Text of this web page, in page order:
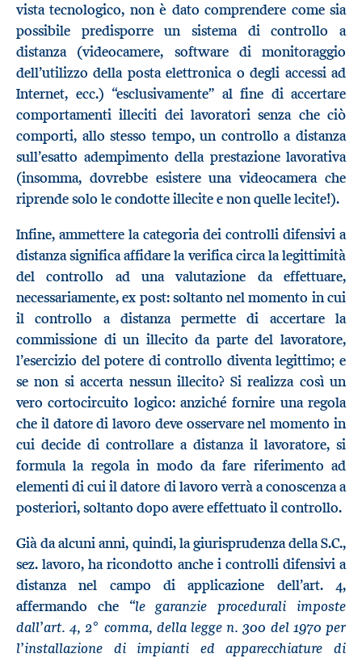
vista tecnologico, non è dato comprendere come sia
possibile predisporre un sistema di controllo a
distanza (videocamere, software di monitoraggio
dell’utilizzo della posta elettronica o degli accessi ad
Internet, ecc.) “esclusivamente” al fine di accertare
comportamenti illeciti dei lavoratori senza che ciò
comporti, allo stesso tempo, un controllo a distanza
sull’esatto adempimento della prestazione lavorativa
(insomma, dovrebbe esistere una videocamera che
riprende solo le condotte illecite e non quelle lecite!).
Infine, ammettere la categoria dei controlli difensivi a
distanza significa affidare la verifica circa la legittimità
del controllo ad una valutazione da effettuare,
necessariamente, ex post: soltanto nel momento in cui
il controllo a distanza permette di accertare la
commissione di un illecito da parte del lavoratore,
l’esercizio del potere di controllo diventa legittimo; e
se non si accerta nessun illecito? Si realizza così un
vero cortocircuito logico: anziché fornire una regola
che il datore di lavoro deve osservare nel momento in
cui decide di controllare a distanza il lavoratore, si
formula la regola in modo da fare riferimento ad
elementi di cui il datore di lavoro verrà a conoscenza a
posteriori, soltanto dopo avere effettuato il controllo.
Già da alcuni anni, quindi, la giurisprudenza della S.C.,
sez. lavoro, ha ricondotto anche i controlli difensivi a
distanza nel campo di applicazione dell’art. 4,
affermando che “le garanzie procedurali imposte
dall’art. 4, 2° comma, della legge n. 300 del 1970 per
l’installazione di impianti ed apparecchiature di